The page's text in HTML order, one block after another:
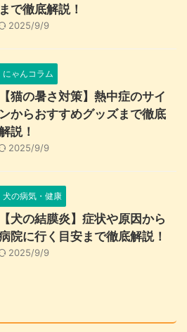
まで徹底解説！
2025/9/9
にゃんコラム
【猫の暑さ対策】熱中症のサイ
ンからおすすめグッズまで徹底
説！
2025/9/9
犬の病気・健康
【犬の結膜炎】症状や原因から
院に行く目安まで徹底解説！
2025/9/9